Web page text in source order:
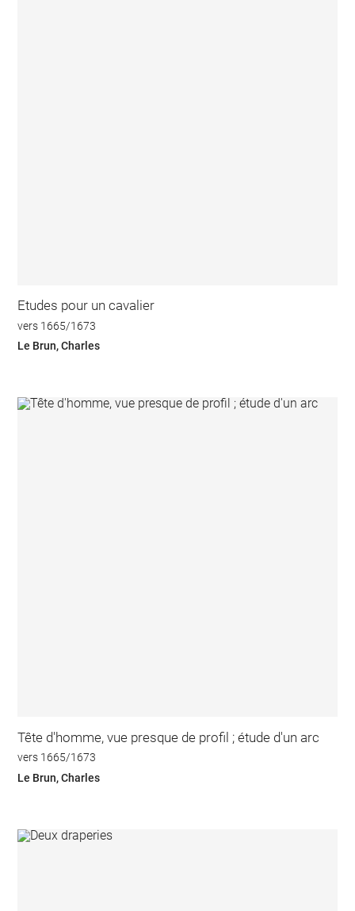
Etudes pour un cavalier
vers 1665/1673
Le Brun, Charles
Tête d'homme, vue presque de profil ; étude d'un arc
vers 1665/1673
Le Brun, Charles